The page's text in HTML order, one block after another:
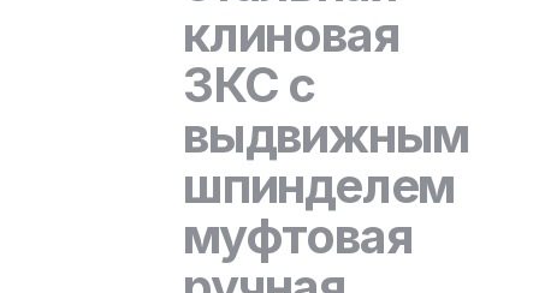
клиновая
ЗКС с
выдвижным
шпинделем
муфтовая